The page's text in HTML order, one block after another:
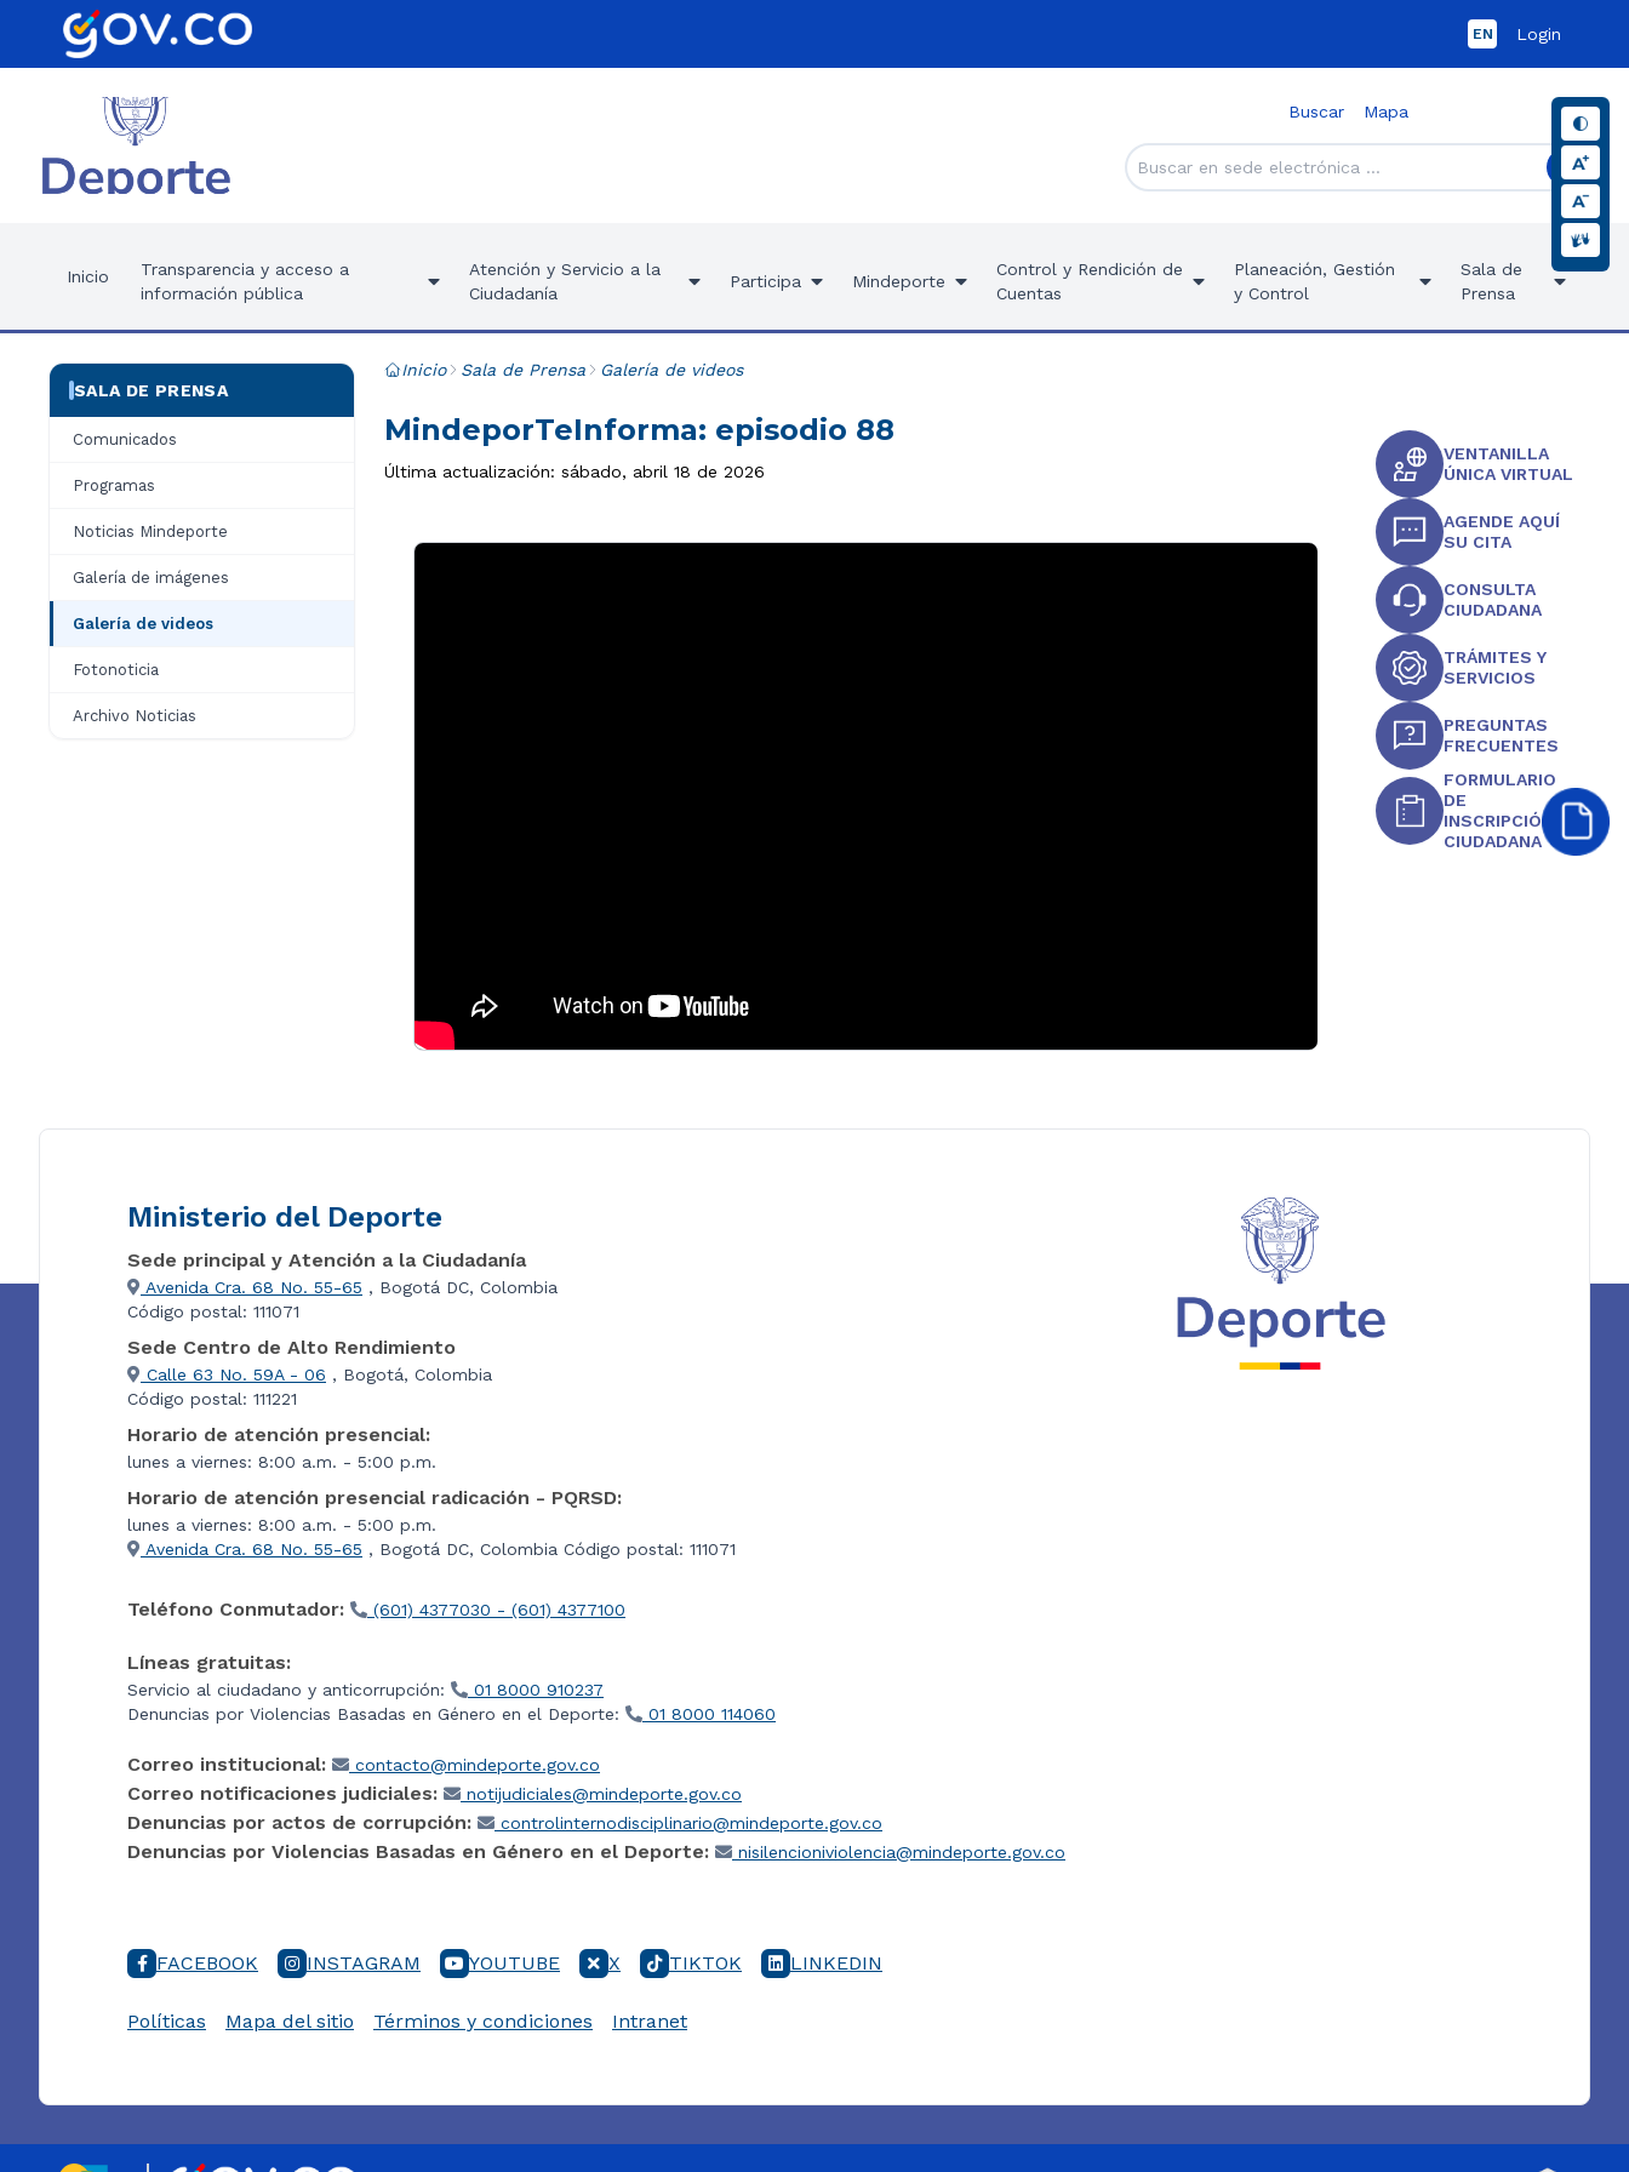
EN Login
Buscar Mapa
Inicio
Transparencia y acceso a
información pública
Atención y Servicio a la
Ciudadanía
Participa Mindeporte
Control y Rendición de
Cuentas
Planeación, Gestión
y Control
Sala de
Prensa
SALA DE PRENSA
Comunicados
Programas
Noticias Mindeporte
Galería de imágenes
Galería de videos
Fotonoticia
Archivo Noticias
Inicio Sala de Prensa Galería de videos
MindeporTeInforma: episodio 88
Última actualización: sábado, abril 18 de 2026
VENTANILLA
ÚNICA VIRTUAL
AGENDE AQUÍ
SU CITA
CONSULTA
CIUDADANA
TRÁMITES Y
SERVICIOS
PREGUNTAS
FRECUENTES
FORMULARIO
DE
INSCRIPCIÓN
CIUDADANA
Ministerio del Deporte
Sede principal y Atención a la Ciudadanía
Avenida Cra. 68 No. 55-65 , Bogotá DC, Colombia
Código postal: 111071
Sede Centro de Alto Rendimiento
Calle 63 No. 59A - 06 , Bogotá, Colombia
Código postal: 111221
Horario de atención presencial:
lunes a viernes: 8:00 a.m. - 5:00 p.m.
Horario de atención presencial radicación - PQRSD:
lunes a viernes: 8:00 a.m. - 5:00 p.m.
Avenida Cra. 68 No. 55-65 , Bogotá DC, Colombia Código postal: 111071
Teléfono Conmutador: (601) 4377030 - (601) 4377100
Líneas gratuitas:
Servicio al ciudadano y anticorrupción:
01 8000 910237
Denuncias por Violencias Basadas en Género en el Deporte:
01 8000 114060
Correo institucional: contacto@mindeporte.gov.co
Correo notificaciones judiciales: notijudiciales@mindeporte.gov.co
Denuncias por actos de corrupción: controlinternodisciplinario@mindeporte.gov.co
Denuncias por Violencias Basadas en Género en el Deporte: nisilencioniviolencia@mindeporte.gov.co
FACEBOOK INSTAGRAM YOUTUBE X TIKTOK LINKEDIN
Políticas Mapa del sitio Términos y condiciones Intranet